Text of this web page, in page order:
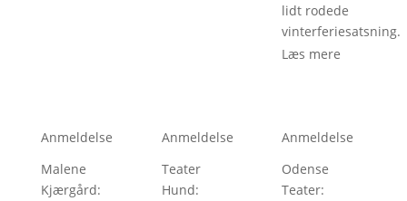
lidt rodede
vinterferiesatsning.
Læs mere
Anmeldelse
Malene
Kjærgård:
Anmeldelse
Teater
Hund:
Anmeldelse
Odense
Teater: